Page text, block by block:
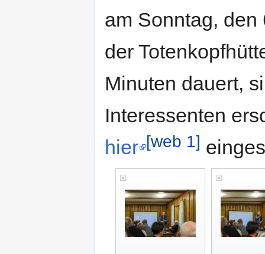
am Sonntag,
der
Minuten dauert,
Interessenten
hier [web 1]